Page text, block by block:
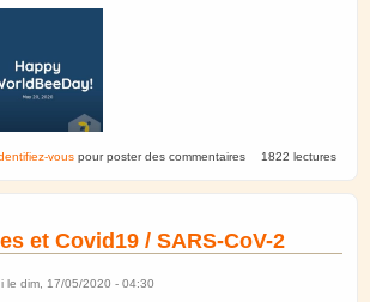
20 mai 2020. Journée de l'abeille.
vous pour poster des commentaires 1822 lectures
et Covid19 / SARS-CoV-2
le dim, 17/05/2020 - 04:30